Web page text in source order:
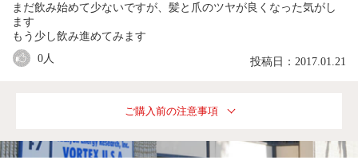
まだ飲み始めて少ないですが、髪と爪のツヤが良くなった気がし
ます
もう少し飲み進めてみます
投稿日：2017.01.21
0 人
ご購入前の注意事項